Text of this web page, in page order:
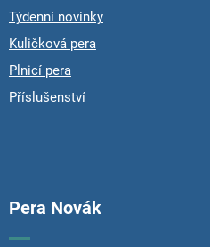
Týdenní novinky
Kuličková pera
Plnicí pera
Příslušenství
Pera Novák